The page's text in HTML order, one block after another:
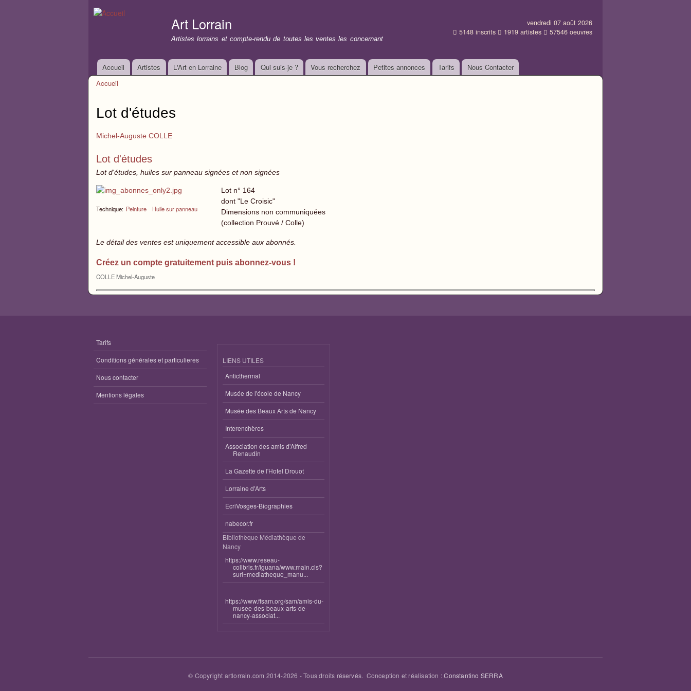
Art Lorrain
Artistes lorrains et compte-rendu de toutes les ventes les concernant
vendredi 07 août 2026
5148 inscrits 1919 artistes 57546 oeuvres
Menu principal
Accueil Artistes L'Art en Lorraine Blog Qui suis-je ? Vous recherchez Petites annonces Tarifs Nous Contacter
Accueil
Lot d'études
Michel-Auguste COLLE
Lot d'études
Lot d'études, huiles sur panneau signées et non signées
Technique: Peinture Huile sur panneau
Lot n° 164
dont "Le Croisic"
Dimensions non communiquées
(collection Prouvé / Colle)
Le détail des ventes est uniquement accessible aux abonnés.
Créez un compte gratuitement puis abonnez-vous !
COLLE Michel-Auguste
Tarifs
Conditions générales et particulieres
Nous contacter
Mentions légales
LIENS UTILES
Anticthermal
Musée de l'école de Nancy
Musée des Beaux Arts de Nancy
Interenchères
Association des amis d'Alfred
Renaudin
La Gazette de l'Hotel Drouot
Lorraine d'Arts
EcriVosges-Biographies
nabecor.fr
Bibliothèque Médiathèque de
Nancy
https://www.reseau-
colibris.fr/iguana/www.main.cls?
surl=mediatheque_manu...
https://www.ffsam.org/sam/amis-du-
musee-des-beaux-arts-de-
nancy-associat...
© Copyright artlorrain.com 2014-2026 - Tous droits réservés. Conception et réalisation :Constantino SERRA